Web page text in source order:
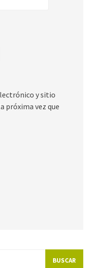
y sitio
próxima vez que